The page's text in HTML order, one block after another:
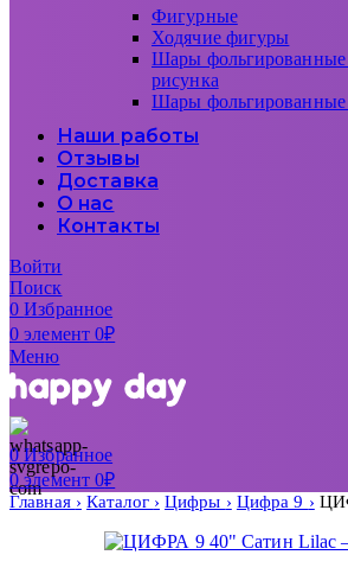
Фигурные
Ходячие фигуры
Шары фольгированные
рисунка
Шары фольгированные
Наши работы
Отзывы
Доставка
О нас
Контакты
Войти
Поиск
0Избранное
0элемент 0₽
Меню
0Избранное
0элемент 0₽
Главная Каталог Цифры Цифра 9